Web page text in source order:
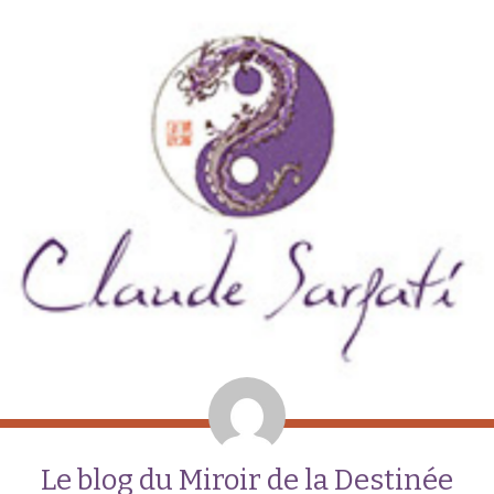
Le blog du Miroir de la Destinée